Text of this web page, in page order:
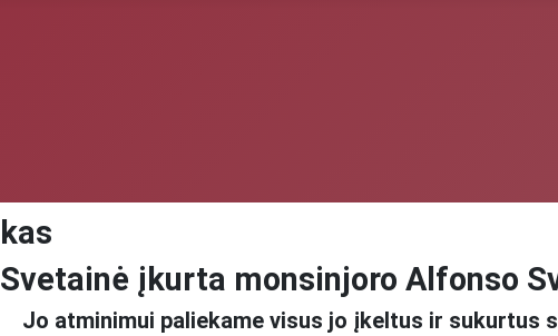
Svetainė įkurta monsinjoro Alfonso
Jo atminimui paliekame visus jo įkeltus ir sukurtus